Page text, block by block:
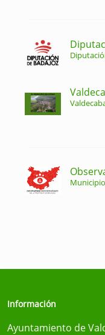
Información
Ayuntamiento de